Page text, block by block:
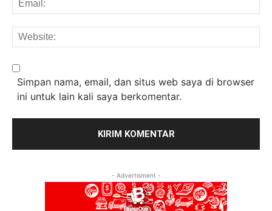
Simpan nama, email, dan situs web saya di browser
ini untuk lain kali saya berkomentar.
- Advertisment -